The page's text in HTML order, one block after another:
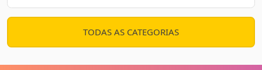
TODAS AS CATEGORIAS